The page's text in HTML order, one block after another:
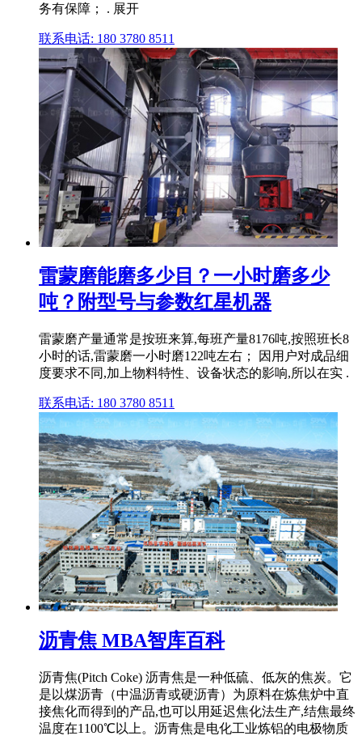
务有保障； . 展开
联系电话: 180 3780 8511
雷蒙磨能磨多少目？一小时磨多少
吨？附型号与参数红星机器
雷蒙磨产量通常是按班来算,每班产量8176吨,按照班长8
小时的话,雷蒙磨一小时磨122吨左右； 因用户对成品细
度要求不同,加上物料特性、设备状态的影响,所以在实 .
联系电话: 180 3780 8511
沥青焦 MBA智库百科
沥青焦(Pitch Coke) 沥青焦是一种低硫、低灰的焦炭。它
是以煤沥青（中温沥青或硬沥青）为原料在炼焦炉中直
接焦化而得到的产品,也可以用延迟焦化法生产,结焦最终
温度在1100℃以上。沥青焦是电化工业炼铝的电极物质